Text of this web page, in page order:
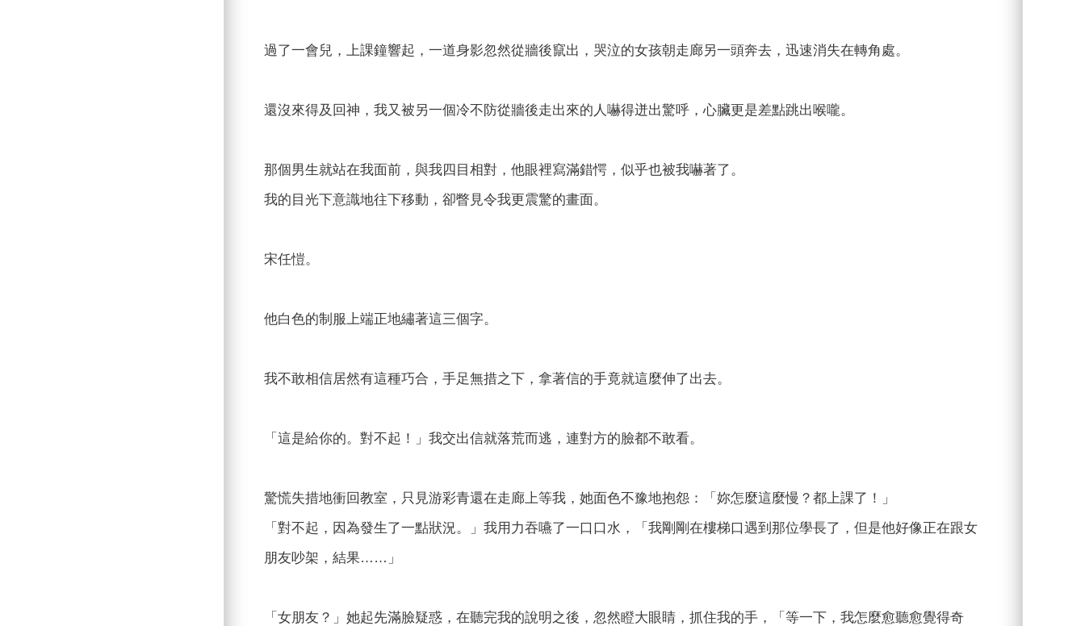
過了一會兒，上課鐘響起，一道身影忽然從牆後竄出，哭泣的女孩朝走廊另一頭奔去，迅速消失在轉角處。
還沒來得及回神，我又被另一個冷不防從牆後走出來的人嚇得迸出驚呼，心臟更是差點跳出喉嚨。
那個男生就站在我面前，與我四目相對，他眼裡寫滿錯愕，似乎也被我嚇著了。
我的目光下意識地往下移動，卻瞥見令我更震驚的畫面。
宋任愷。
他白色的制服上端正地繡著這三個字。
我不敢相信居然有這種巧合，手足無措之下，拿著信的手竟就這麼伸了出去。
「這是給你的。對不起！」我交出信就落荒而逃，連對方的臉都不敢看。
驚慌失措地衝回教室，只見游彩青還在走廊上等我，她面色不豫地抱怨：「妳怎麼這麼慢？都上課了！」
「對不起，因為發生了一點狀況。」我用力吞嚥了一口口水，「我剛剛在樓梯口遇到那位學長了，但是他好像正在跟女
朋友吵架，結果……」
「女朋友？」她起先滿臉疑惑，在聽完我的說明之後，忽然瞪大眼睛，抓住我的手，「等一下，我怎麼愈聽愈覺得奇